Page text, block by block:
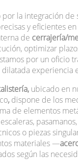
del
por la integración
y eficientes
de cerrajería/
optimizar
por un oficio
experiencia
ubicado en
, dispone de los
de elementos
o piezas
materiales —
según las